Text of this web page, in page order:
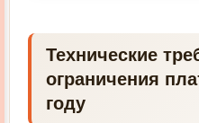
Технические
ограничения
году